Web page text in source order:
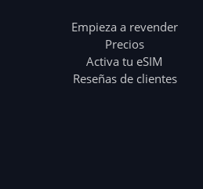
Empieza a revender
Precios
Activa tu eSIM
Reseñas de clientes